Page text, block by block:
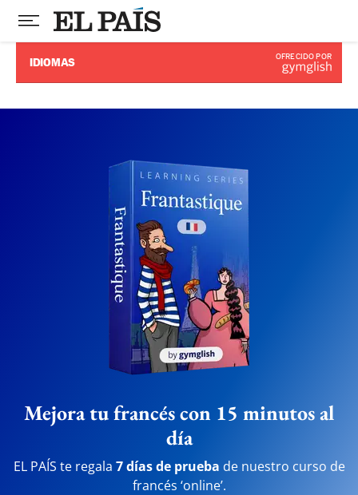
OFRECIDO POR
IDIOMAS
Mejora tu francés con 15 minutos al
día
EL PAÍS te regala 7 días de prueba de nuestro curso de
francés ‘online’.